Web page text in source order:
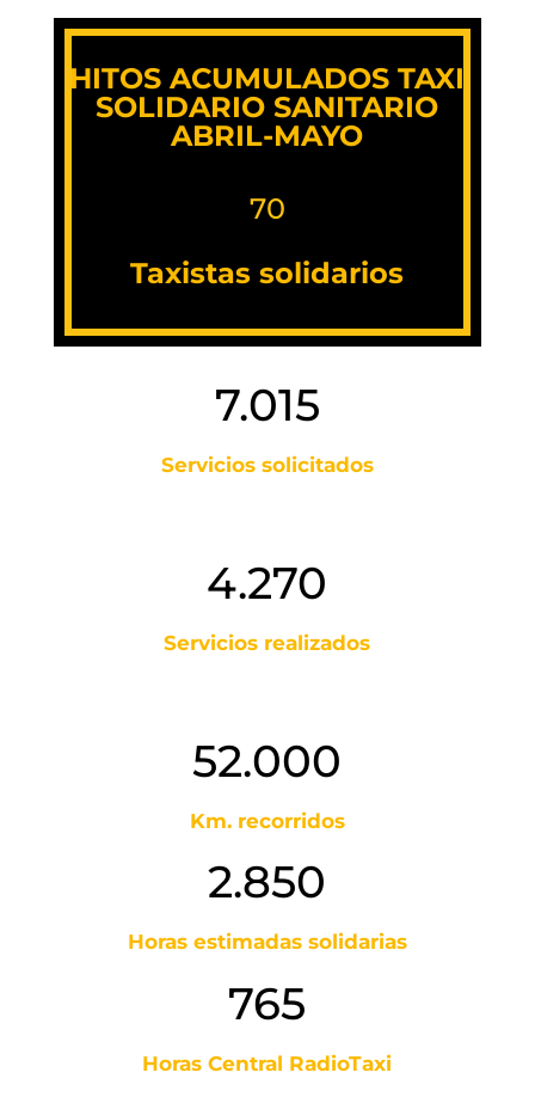
HITOS ACUMULADOS TAXI
SOLIDARIO SANITARIO
ABRIL-MAYO
70
Taxistas solidarios
7.015
Servicios solicitados
4.270
Servicios realizados
52.000
Km. recorridos
2.850
Horas estimadas solidarias
765
Horas Central RadioTaxi